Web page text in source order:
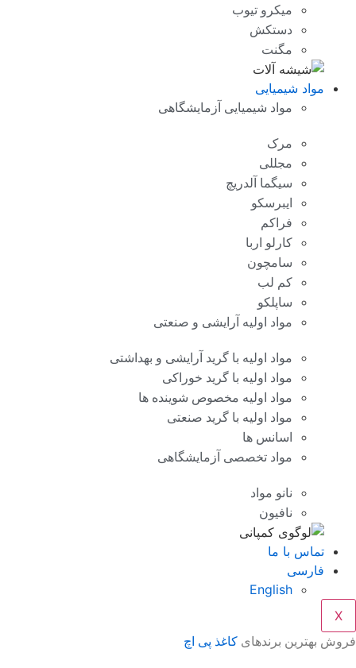
میکرو تیوب
دستکش
مگنت
مواد شیمیایی
مواد شیمیایی آزمایشگاهی
مرک
مجللی
سیگما آلدریچ
ایبرسکو
فراکم
کارلو اربا
سامچون
کم لب
ساپلکو
مواد اولیه آرایشی و صنعتی
مواد اولیه با گرید آرایشی و بهداشتی
مواد اولیه با گرید خوراکی
مواد اولیه مخصوص شوینده ها
مواد اولیه با گرید صنعتی
اسانس ها
مواد تخصصی آزمایشگاهی
نانو مواد
نافیون
تماس با ما
فارسی
English
X
بهترین برندهای کاغذ پی اچ